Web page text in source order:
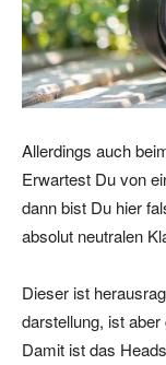
Allerdings auch
Erwartest Du von
dann bist Du hier
absolut neutralen
Dieser ist
darstellung, ist
Damit ist das